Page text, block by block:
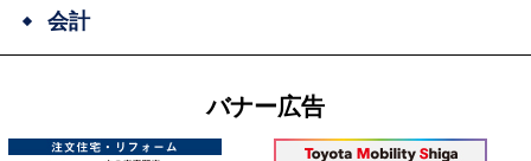
会計
バナー広告